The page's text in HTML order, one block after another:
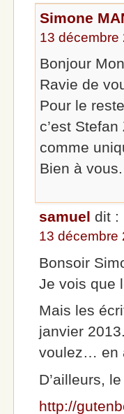
Simone
13 décembre
Bonjour
Ravie de
Pour le
c’est
comme
Bien à vous.
samuel dit :
13 décembre
Bonsoir
Je vois que
Mais les
janvier
voulez… en
D’ailleurs,
http://